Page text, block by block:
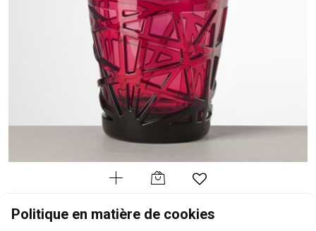
MARIO LUCA GIUSTI
Politique en matière de cookies